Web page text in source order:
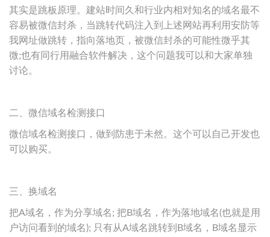
其实是跳板原理。建站时间久和行业内相对知名的域名最不
容易被微信封杀，当跳转代码注入到上述网站再利用安防等
我网址做跳转，指向落地页，被微信封杀的可能性微乎其
微;也有同行用融合软件解决，这个问题我可以和大家单独
讨论。
二、微信域名检测接口
微信域名检测接口，做到防患于未然。这个可以自己开发也
可以购买。
三、换域名
把A域名，作为分享域名; 把B域名，作为落地域名(也就是用
户访问看到的域名); 只有从A域名跳转到B域名，B域名显示